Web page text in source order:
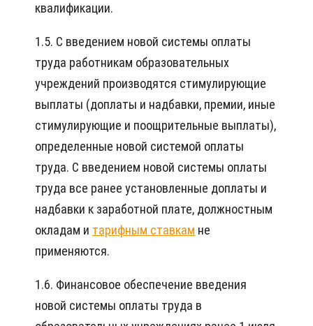
квалификации.
1.5. С введением новой системы оплаты
труда работникам образовательных
учреждений производятся стимулирующие
выплаты (доплаты и надбавки, премии, иные
стимулирующие и поощрительные выплаты),
определенные новой системой оплаты
труда. С введением новой системы оплаты
труда все ранее установленные доплаты и
надбавки к заработной плате, должностным
окладам и тарифным ставкам не
применяются.
1.6. Финансовое обеспечение введения
новой системы оплаты труда в